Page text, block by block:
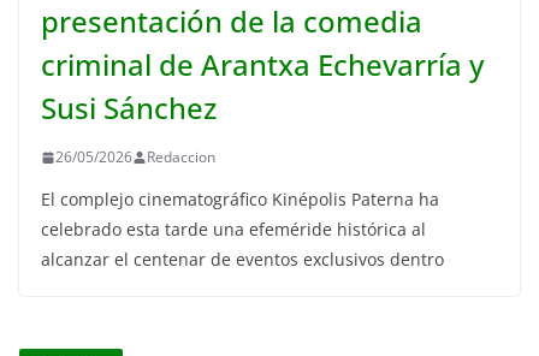
presentación de la comedia
criminal de Arantxa Echevarría y
Susi Sánchez
26/05/2026 Redaccion
El complejo cinematográfico Kinépolis Paterna ha
celebrado esta tarde una efeméride histórica al
alcanzar el centenar de eventos exclusivos dentro